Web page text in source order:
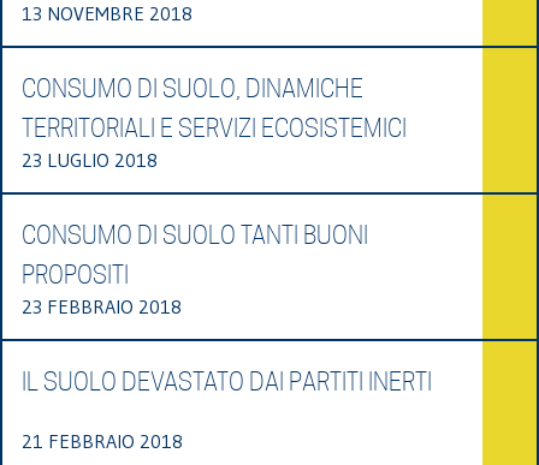
13 NOVEMBRE 2018
CONSUMO DI SUOLO, DINAMICHE
TERRITORIALI E SERVIZI ECOSISTEMICI
23 LUGLIO 2018
CONSUMO DI SUOLO TANTI BUONI
PROPOSITI
23 FEBBRAIO 2018
IL SUOLO DEVASTATO DAI PARTITI INERTI
21 FEBBRAIO 2018